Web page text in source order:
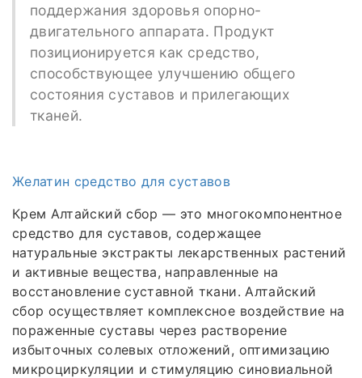
поддержания здоровья опорно-
двигательного аппарата. Продукт
позиционируется как средство,
способствующее улучшению общего
состояния суставов и прилегающих
тканей.
Желатин средство для суставов
Крем Алтайский сбор — это многокомпонентное
средство для суставов, содержащее
натуральные экстракты лекарственных растений
и активные вещества, направленные на
восстановление суставной ткани. Алтайский
сбор осуществляет комплексное воздействие на
пораженные суставы через растворение
избыточных солевых отложений, оптимизацию
микроциркуляции и стимуляцию синовиальной